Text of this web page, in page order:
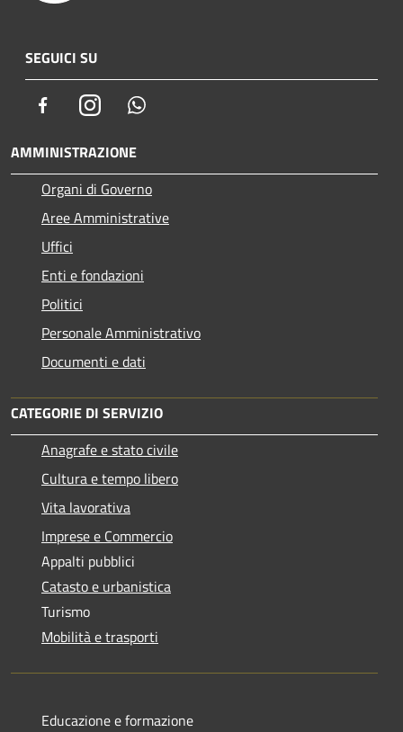
SEGUICI SU
FacebookInstagram
AMMINISTRAZIONE
Organi di Governo
Aree Amministrative
Uffici
Enti e fondazioni
Politici
Personale Amministrativo
Documenti e dati
CATEGORIE DI SERVIZIO
Anagrafe e stato civile
Cultura e tempo libero
Vita lavorativa
Imprese e Commercio
Appalti pubblici
Catasto e urbanistica
Turismo
Mobilità e trasporti
Educazione e formazione